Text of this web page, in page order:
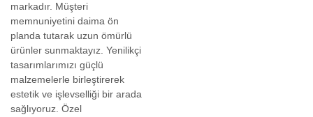
markadır. Müşteri
memnuniyetini daima ön
planda tutarak uzun ömürlü
ürünler sunmaktayız. Yenilikçi
tasarımlarımızı güçlü
malzemelerle birleştirerek
estetik ve işlevselliği bir arada
sağlıyoruz. Özel